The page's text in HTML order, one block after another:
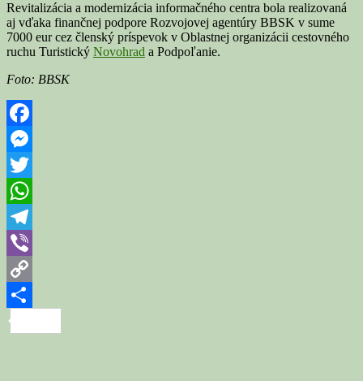
Revitalizácia a modernizácia informačného centra bola realizovaná
aj vďaka finančnej podpore Rozvojovej agentúry BBSK v sume
7000 eur cez členský príspevok v Oblastnej organizácii cestovného
ruchu Turistický Novohrad a Podpoľanie.
Foto: BBSK
Facebook
Messenger
Twitter
WhatsApp
Telegram
Viber
Copy
Link